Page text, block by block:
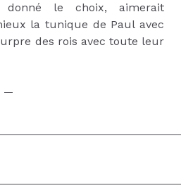
le choix, aimerait
la tunique de Paul avec
des rois avec toute leur